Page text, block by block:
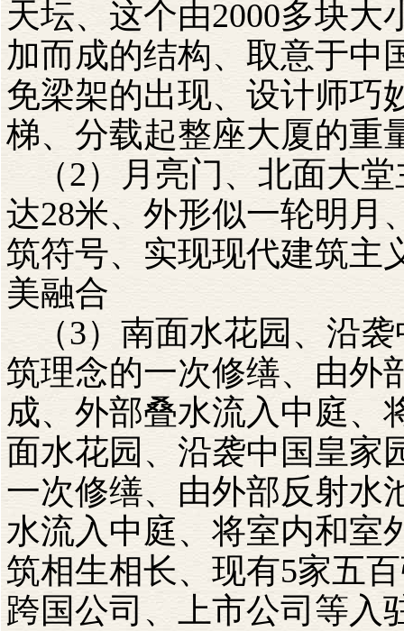
天坛、这个由2000多块
加而成的结构、取意于中
免梁架的出现、设计师巧
梯、分载起整座大厦的重
（2）月亮门、北面大
达28米、外形似一轮明月
筑符号、实现现代建筑主
美融合
（3）南面水花园、沿
筑理念的一次修缮、由外
成、外部叠水流入中庭、
面水花园、沿袭中国皇家
一次修缮、由外部反射水
水流入中庭、将室内和室
筑相生相长、现有5家五
跨国公司、上市公司等入